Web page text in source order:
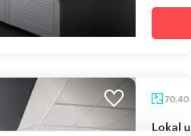
70,40
Lokal użytkowy 70,4 m2 - duża witryna i dogodny